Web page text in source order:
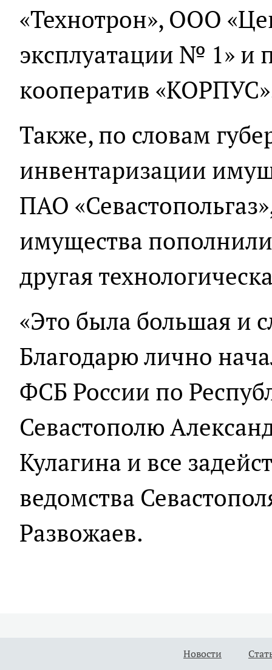
«Технотрон», ООО
эксплуатации № 1» и
кооператив
Также, по словам
инвентаризации
ПАО
имущества
другая
«Это была большая и
Благодарю лично
ФСБ России по
Севастополю
Кулагина и все
ведомства
Развожаев.
Новости